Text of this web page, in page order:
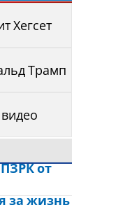
Хегсет
Трамп
видео
от
за жизнь